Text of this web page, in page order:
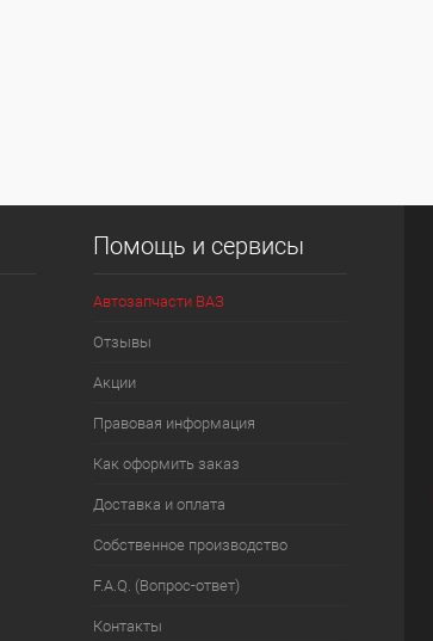
Помощь и сервисы
Автозапчасти ВАЗ
Отзывы
Акции
Правовая информация
Как оформить заказ
Доставка и оплата
Собственное производство
F.A.Q. (Вопрос-ответ)
Контакты